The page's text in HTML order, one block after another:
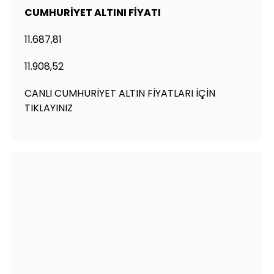
CUMHURİYET ALTINI FİYATI
11.687,81
11.908,52
CANLI CUMHURİYET ALTIN FİYATLARI İÇİN
TIKLAYINIZ